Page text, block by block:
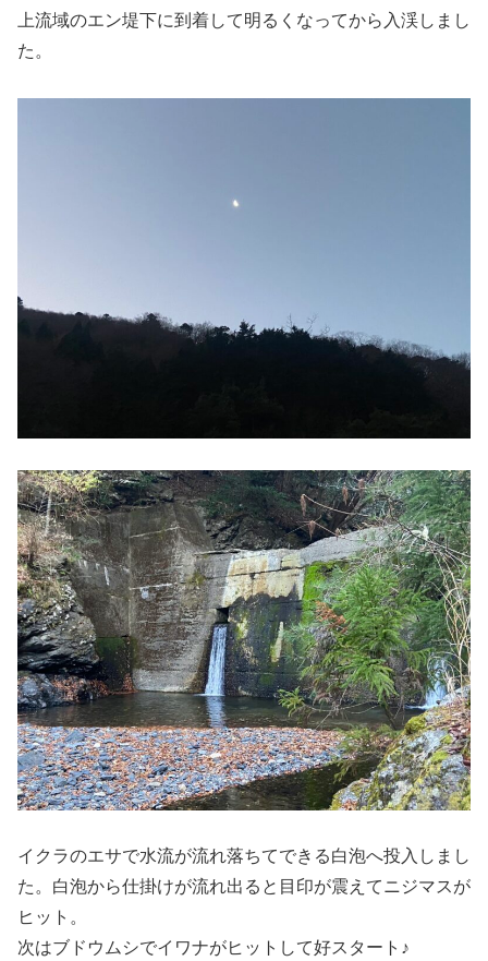
上流域のエン堤下に到着して明るくなってから入渓しまし
た。
イクラのエサで水流が流れ落ちてできる白泡へ投入しまし
た。白泡から仕掛けが流れ出ると目印が震えてニジマスが
ヒット。
次はブドウムシでイワナがヒットして好スタート♪